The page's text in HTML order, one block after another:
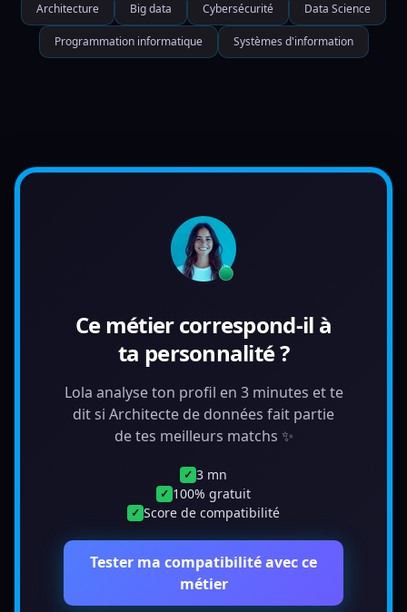
Architecture Big data Cybersécurité Data Science
Programmation informatique Systèmes d'information
Ce métier correspond-il à
ta personnalité ?
Lola analyse ton profil en 3 minutes et te
dit si Architecte de données fait partie
de tes meilleurs matchs ✨
✓ 3 mn
✓ 100% gratuit
✓ Score de compatibilité
Tester ma compatibilité avec ce
métier